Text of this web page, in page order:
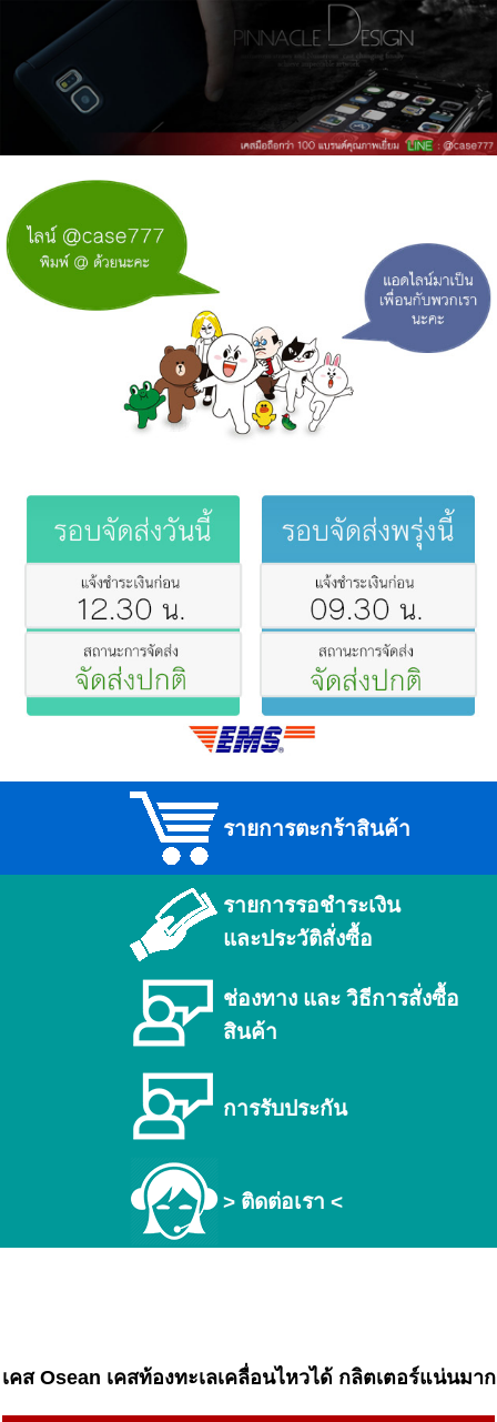
รายการตะกร้าสินค้า
รายการรอชำระเงิน
และประวัติสั่งซื้อ
ช่องทาง และ วิธีการสั่งซื้อ
สินค้า
การรับประกัน
> ติดต่อเรา <
เคส Osean เคสท้องทะเลเคลื่อนไหวได้ กลิตเตอร์แน่นมาก